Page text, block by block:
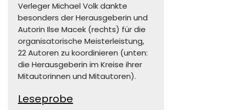
Verleger Michael Volk dankte
besonders der Herausgeberin und
Autorin Ilse Macek (rechts) für die
organisatorische Meisterleistung,
22 Autoren zu koordinieren (unten:
die Herausgeberin im Kreise ihrer
Mitautorinnen und Mitautoren).
Leseprobe